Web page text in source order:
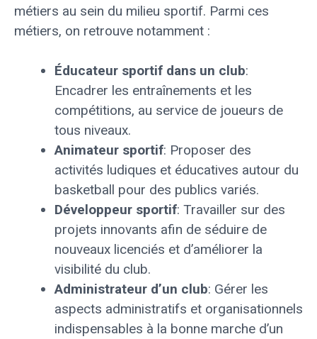
métiers au sein du milieu sportif. Parmi ces
métiers, on retrouve notamment :
Éducateur sportif dans un club:
Encadrer les entraînements et les
compétitions, au service de joueurs de
tous niveaux.
Animateur sportif: Proposer des
activités ludiques et éducatives autour du
basketball pour des publics variés.
Développeur sportif: Travailler sur des
projets innovants afin de séduire de
nouveaux licenciés et d’améliorer la
visibilité du club.
Administrateur d’un club: Gérer les
aspects administratifs et organisationnels
indispensables à la bonne marche d’un